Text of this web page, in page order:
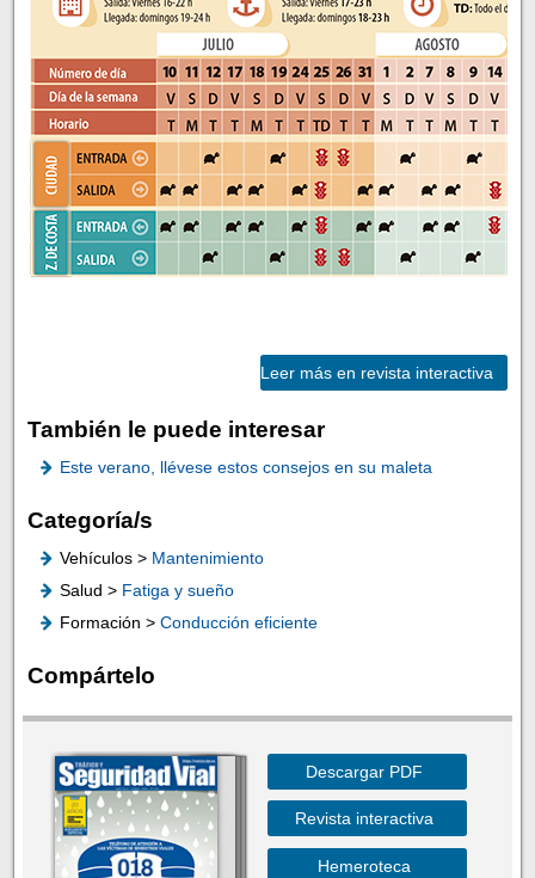
Leer más en revista interactiva
También le puede interesar
Este verano, llévese estos consejos en su maleta
Categoría/s
Vehículos > Mantenimiento
Salud > Fatiga y sueño
Formación > Conducción eficiente
Compártelo
Descargar PDF
Revista interactiva
Hemeroteca